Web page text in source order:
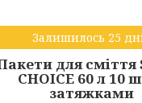
Залишилось 25
для сміття
CHOICE 60 л 10
затяжками